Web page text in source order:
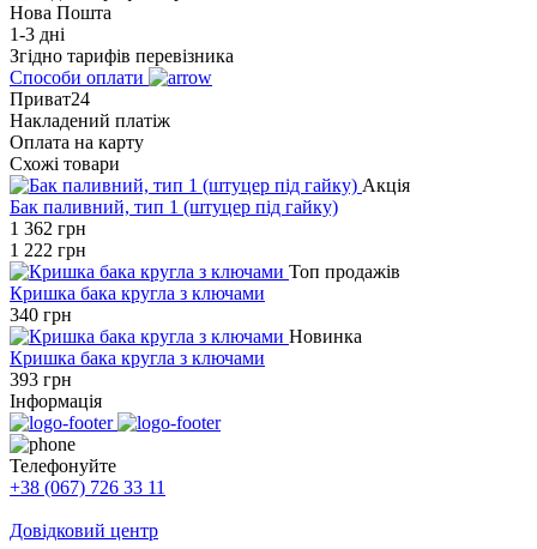
Нова Пошта
1-3 дні
Згідно тарифів перевізника
Способи оплати
Приват24
Накладений платіж
Оплата на карту
Схожі товари
Акція
Бак паливний, тип 1 (штуцер під гайку)
1 362 грн
1 222 грн
Топ продажів
Кришка бака кругла з ключами
340 грн
Новинка
Кришка бака кругла з ключами
393 грн
Інформація
Телефонуйте
+38 (067) 726 33 11
Довідковий центр